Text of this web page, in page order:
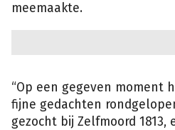
meemaakte.
“Op een gegeven moment
fijne gedachten
gezocht bij Zelfmoord 1813,